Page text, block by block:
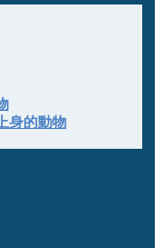
身的動物